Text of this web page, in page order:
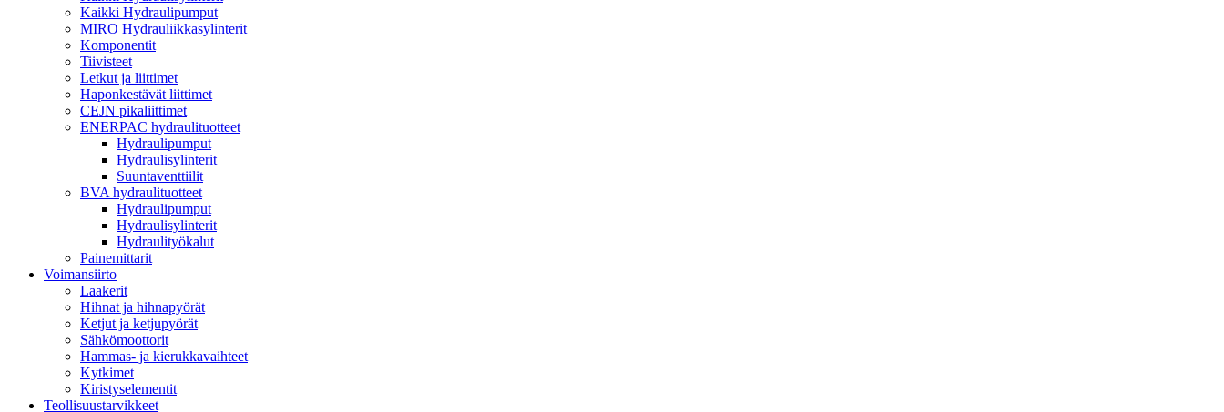
Kaikki Hydraulipumput
MIRO Hydrauliikkasylinterit
Komponentit
Tiivisteet
Letkut ja liittimet
Haponkestävät liittimet
CEJN pikaliittimet
ENERPAC hydraulituotteet
Hydraulipumput
Hydraulisylinterit
Suuntaventtiilit
BVA hydraulituotteet
Hydraulipumput
Hydraulisylinterit
Hydraulityökalut
Painemittarit
Voimansiirto
Laakerit
Hihnat ja hihnapyörät
Ketjut ja ketjupyörät
Sähkömoottorit
Hammas- ja kierukkavaihteet
Kytkimet
Kiristyselementit
Teollisuustarvikkeet